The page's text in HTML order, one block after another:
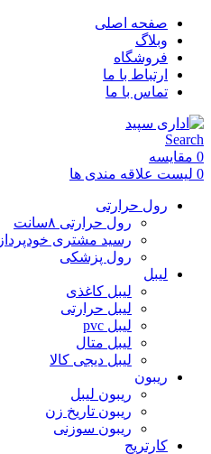
صفحه اصلی
وبلاگ
فروشگاه
ارتباط با ما
تماس با ما
Search
0 مقایسه
0 لیست علاقه مندی ها
رول حرارتی
رول حرارتی ۸سانت
رسید مشتری خودپرداز ATM
رول پزشکی
لیبل
لیبل کاغذی
لیبل حرارتی
لیبل pvc
لیبل متال
لیبل دیجی کالا
ریبون
ریبون لیبل
ریبون تاریخ زن
ریبون سوزنی
کارتریج